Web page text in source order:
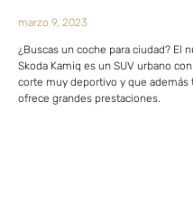
marzo 9, 2023
¿Buscas un coche para ciudad? El
Skoda Kamiq es un SUV urbano
corte muy deportivo y que además
ofrece grandes prestaciones.